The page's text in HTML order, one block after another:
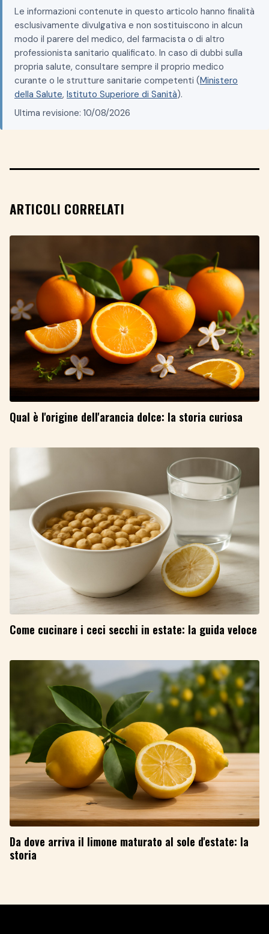
Le informazioni contenute in questo articolo hanno finalità
esclusivamente divulgativa e non sostituiscono in alcun
modo il parere del medico, del farmacista o di altro
professionista sanitario qualificato. In caso di dubbi sulla
propria salute, consultare sempre il proprio medico
curante o le strutture sanitarie competenti (Ministero
della Salute, Istituto Superiore di Sanità).
Ultima revisione: 10/08/2026
ARTICOLI CORRELATI
Qual è l'origine dell'arancia dolce: la storia curiosa
Come cucinare i ceci secchi in estate: la guida veloce
Da dove arriva il limone maturato al sole d'estate: la
storia